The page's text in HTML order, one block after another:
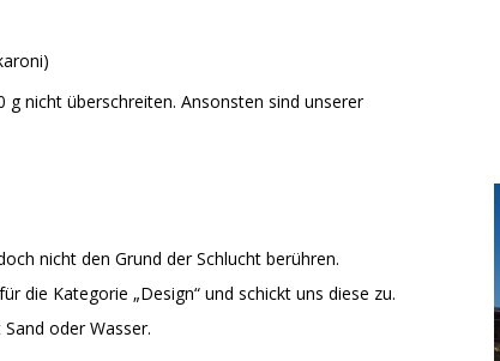
nicht überschreiten. Ansonsten sind unserer
nicht den Grund der Schlucht berühren.
die Kategorie „Design“ und schickt uns diese zu.
oder Wasser.